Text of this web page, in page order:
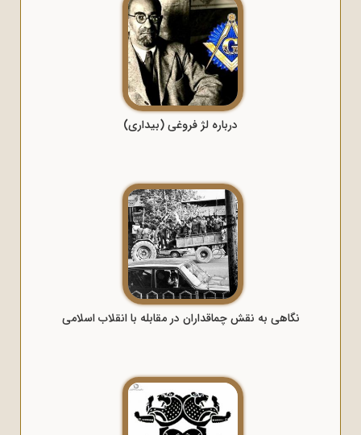
درباره لژ فروغی (بیداری)
نگاهی به نقش چماقداران در مقابله با انقلاب اسلامی